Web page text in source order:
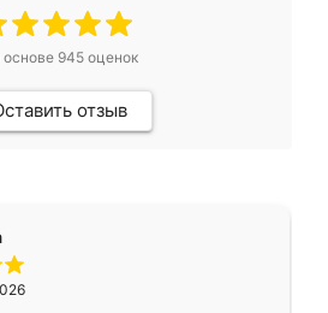
основе 945оценок
отзыв